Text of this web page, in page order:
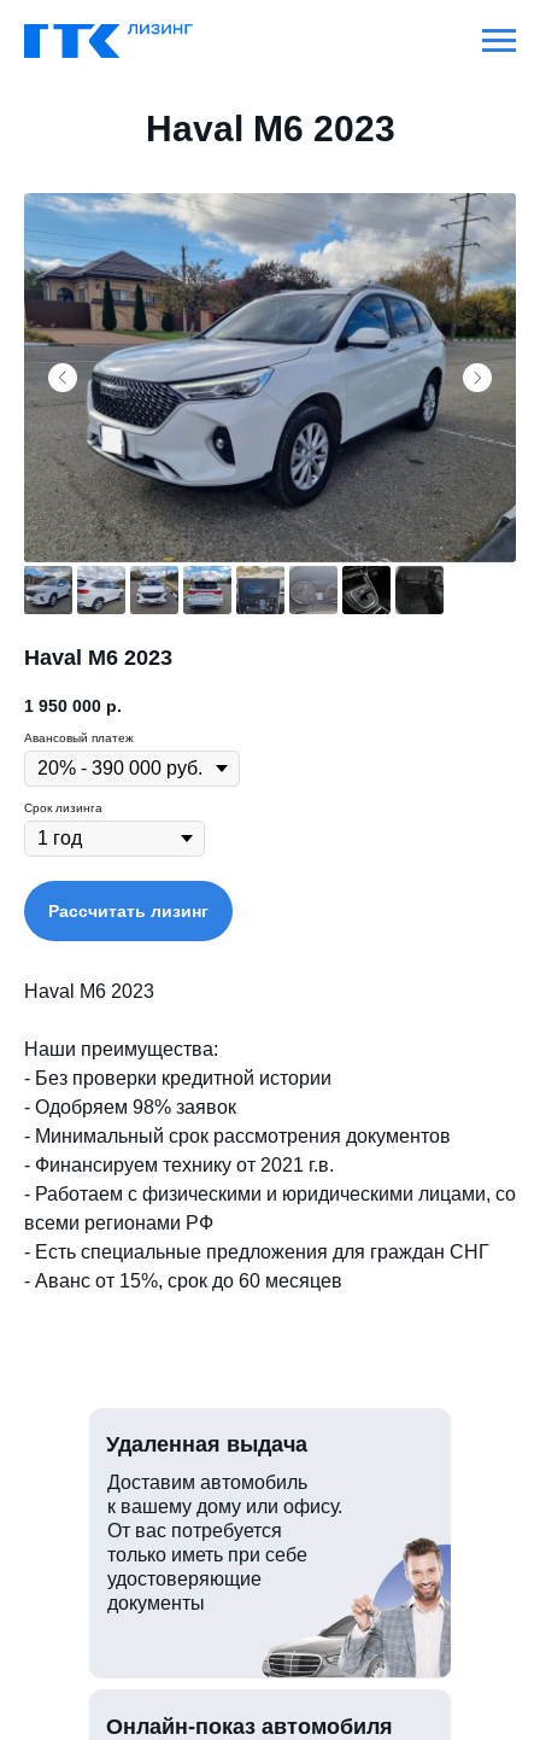
Haval M6 2023
Haval M6 2023
1 950 000 р.
Авансовый платеж
Срок лизинга
Рассчитать лизинг
Haval M6 2023
Наши преимущества:
- Без проверки кредитной истории
- Одобряем 98% заявок
- Минимальный срок рассмотрения документов
- Финансируем технику от 2021 г.в.
- Работаем с физическими и юридическими лицами, со
всеми регионами РФ
- Есть специальные предложения для граждан СНГ
- Аванс от 15%, срок до 60 месяцев
Доставим автомобиль
к вашему дому или офису.
От вас потребуется
только иметь при себе
удостоверяющие
документы
Удаленная выдача
Онлайн-показ автомобиля